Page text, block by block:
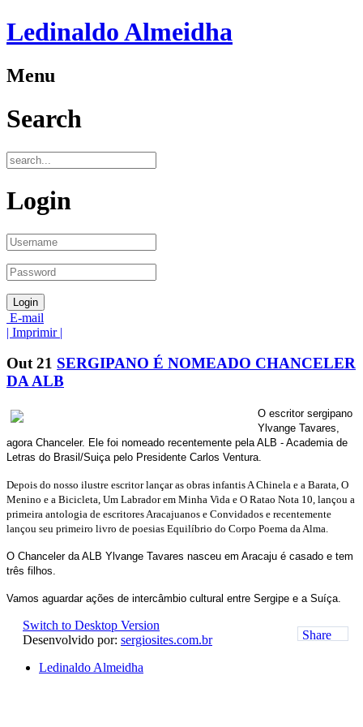
Ledinaldo Almeidha
Menu
Search
Login
E-mail
| Imprimir |
Out 21 SERGIPANO É NOMEADO CHANCELER
DA ALB
O escritor sergipano
Ylvange Tavares,
agora Chanceler. Ele foi nomeado recentemente pela ALB - Academia de
Letras do Brasil/Suiça pelo Presidente Carlos Ventura.
Depois do nosso ilustre escritor lançar as obras infantis A Chinela e a Barata, O
Menino e a Bicicleta, Um Labrador em Minha Vida e O Ratao Nota 10, lançou a
primeira antologia de escritores Aracajuanos e Convidados e recentemente
lançou seu primeiro livro de poesias Equilíbrio do Corpo Poema da Alma.
O Chanceler da ALB Ylvange Tavares nasceu em Aracaju é casado e tem
três filhos.
Vamos aguardar ações de intercâmbio cultural entre Sergipe e a Suíça.
Share
Switch to Desktop Version
Desenvolvido por: sergiosites.com.br
Ledinaldo Almeidha